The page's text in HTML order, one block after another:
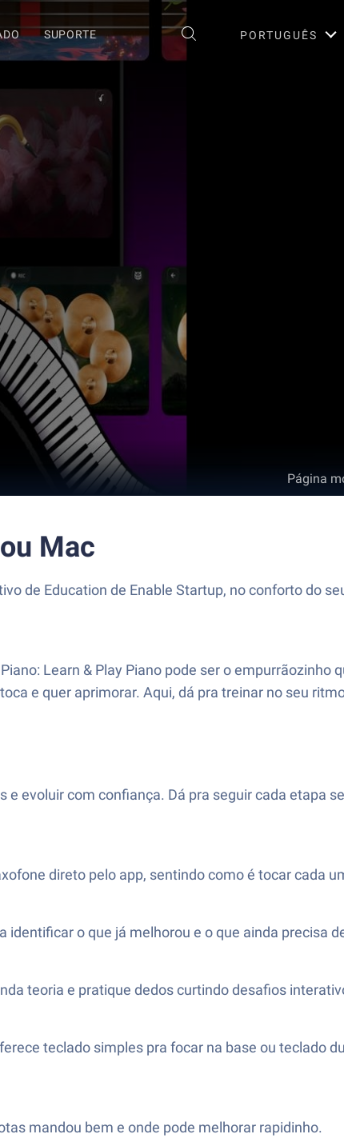
SUPORTE PORTUGUÊS
Página
Mac
de Education de Enable Startup, no conforto do
Learn & Play Piano pode ser o empurrãozinho
e quer aprimorar. Aqui, dá pra treinar no seu
evoluir com confiança. Dá pra seguir cada etapa
direto pelo app, sentindo como é tocar cada
identificar o que já melhorou e o que ainda precisa
teoria e pratique dedos curtindo desafios
teclado simples pra focar na base ou teclado
mandou bem e onde pode melhorar rapidinho.